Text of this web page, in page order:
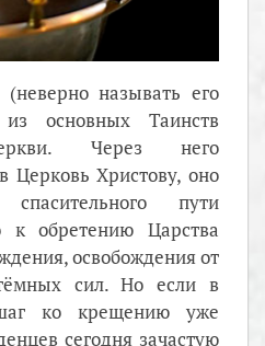
называть его
основных Таинств
Через него
Церковь Христову, оно
пути
к обретению Царства
освобождения от
сил. Но если в
ко крещению уже
сегодня зачастую